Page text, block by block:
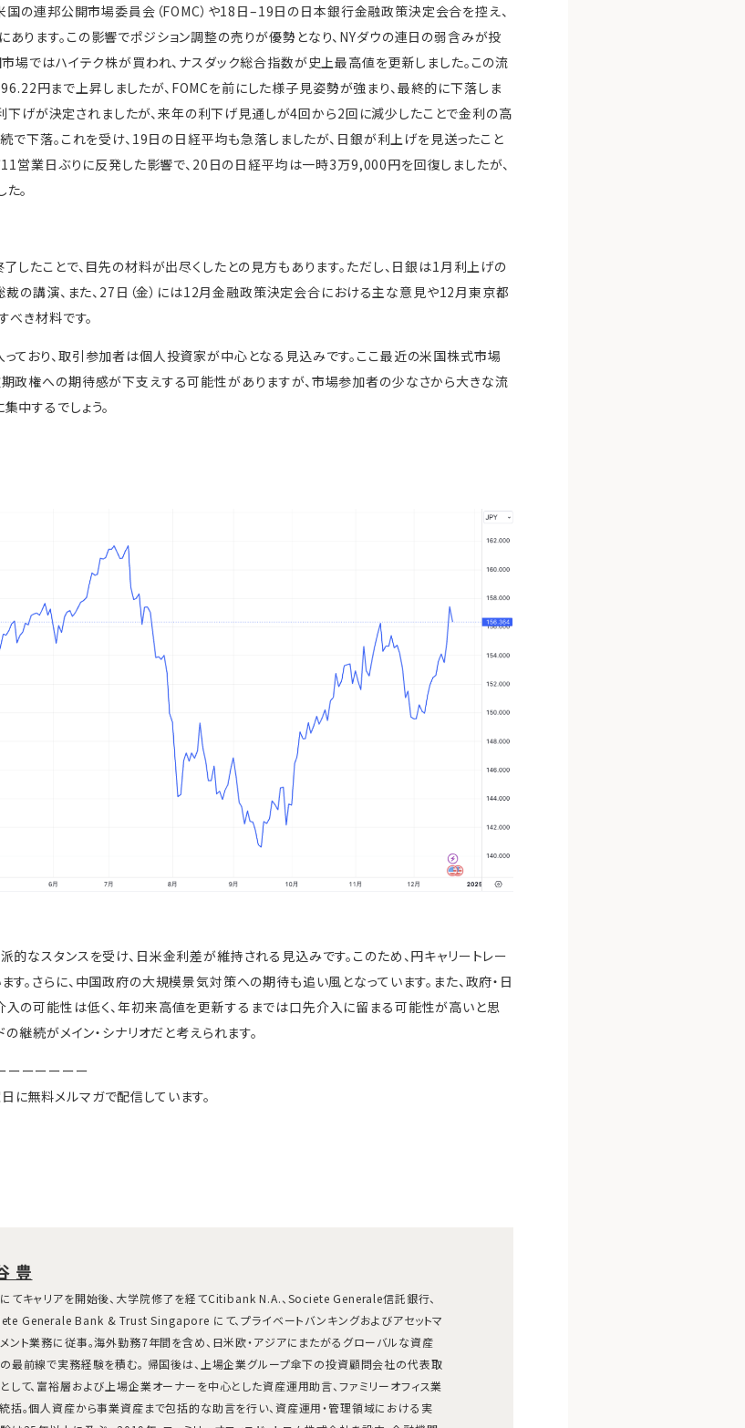
の連邦公開市場委員会（FOMC）や18日–19日の日本銀行金融政策決定会合を控え、
ります。この影響でポジション調整の売りが優勢となり、NYダウの連日の弱含みが投
場ではハイテク株が買われ、ナスダック総合指数が史上最高値を更新しました。この流
円まで上昇しましたが、FOMCを前にした様子見姿勢が強まり、最終的に下落しま
げが決定されましたが、来年の利下げ見通しが4回から2回に減少したことで金利の高
で下落。これを受け、19日の日経平均も急落しましたが、日銀が利上げを見送ったこと
11営業日ぶりに反発した影響で、20日の日経平均は一時3万9,000円を回復しましたが、
。
したことで、目先の材料が出尽くしたとの見方もあります。ただし、日銀は1月利上げの
裁の講演、また、27日（金）には12月金融政策決定会合における主な意見や12月東京都
き材料です。
ており、取引参加者は個人投資家が中心となる見込みです。ここ最近の米国株式市場
政権への期待感が下支えする可能性がありますが、市場参加者の少なさから大きな流
中するでしょう。
なスタンスを受け、日米金利差が維持される見込みです。このため、円キャリートレー
す。さらに、中国政府の大規模景気対策への期待も追い風となっています。また、政府・日
の可能性は低く、年初来高値を更新するまでは口先介入に留まる可能性が高いと思
の継続がメイン・シナリオだと考えられます。
ーーーーーー
無料メルマガで配信しています。
豊
てキャリアを開始後、大学院修了を経てCitibank N.A.、Societe Generale信託銀行、
Generale Bank & Trust Singapore にて、プライベートバンキングおよびアセットマ
ント業務に従事。海外勤務7年間を含め、日米欧・アジアにまたがるグローバルな資産
最前線で実務経験を積む。 帰国後は、上場企業グループ傘下の投資顧問会社の代表取
して、富裕層および上場企業オーナーを中心とした資産運用助言、ファミリーオフィス業
括。個人資産から事業資産まで包括的な助言を行い、資産運用・管理領域における実